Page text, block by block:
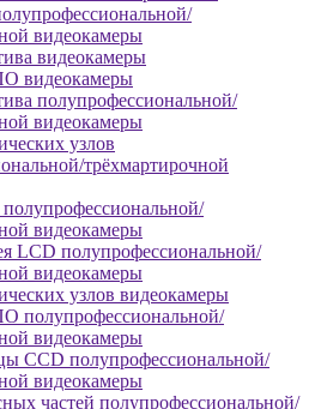
видеокамеры
видеокамеры
видеокамеры
полупрофессиональной/
видеокамеры
узлов
трёхмартирочной
видеокамеры
LCD полупрофессиональной/
видеокамеры
узлов видеокамеры
полупрофессиональной/
видеокамеры
CCD полупрофессиональной/
видеокамеры
частей полупрофессиональной/